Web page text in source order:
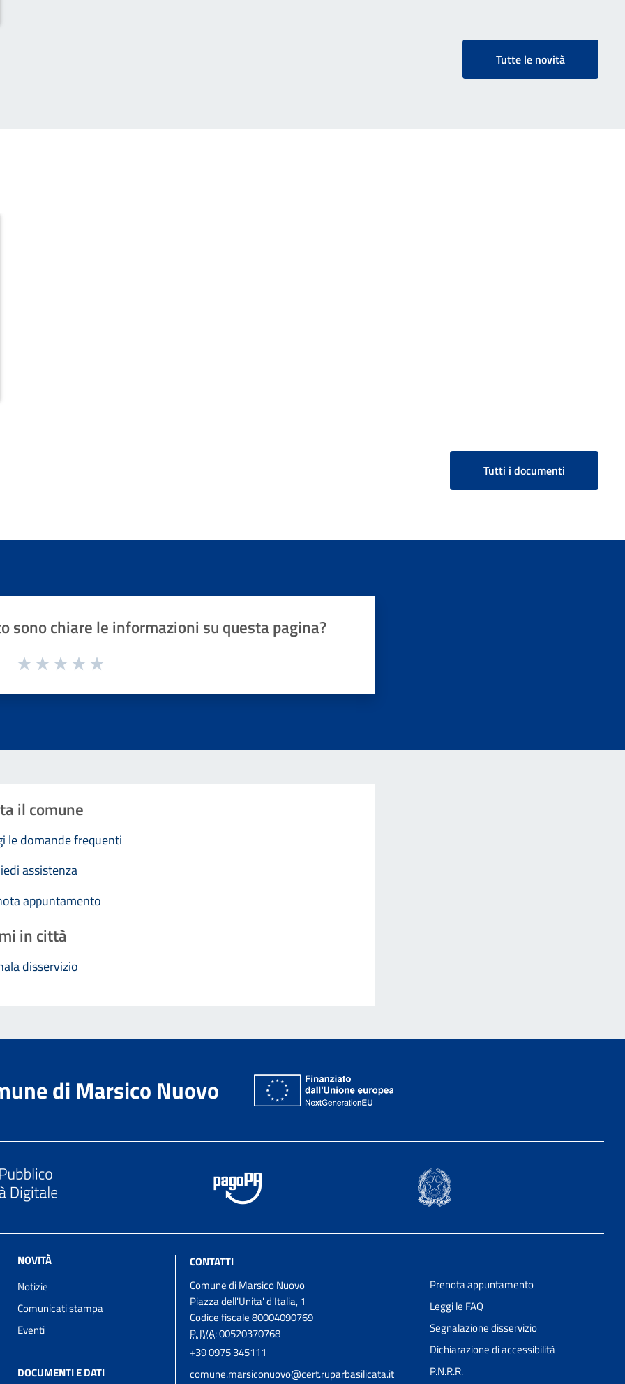
Tutte le novità
Tutti i documenti
sono chiare le informazioni su questa pagina?
1 a 5 stelle la pagina
il comune
le domande frequenti
assistenza
appuntamento
in città
disservizio
di Marsico Nuovo
NOVITÀ
Notizie
Comunicati stampa
Eventi
DOCUMENTI E DATI
CONTATTI
Comune di Marsico Nuovo
Piazza dell'Unita' d'Italia, 1
Codice fiscale 80004090769
P. IVA:00520370768
+39 0975 345111
comune.marsiconuovo@cert.ruparbasilicata.it
Prenota appuntamento
Leggi le FAQ
Segnalazione disservizio
Dichiarazione di accessibilità
P.N.R.R.